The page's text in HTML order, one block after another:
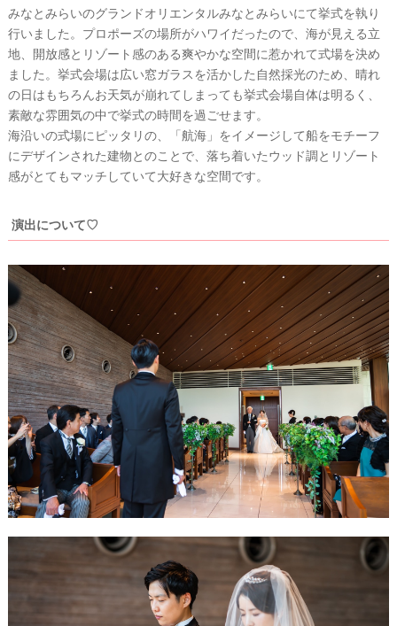
みなとみらいのグランドオリエンタルみなとみらいにて挙式を執り
行いました。プロポーズの場所がハワイだったので、海が見える立
地、開放感とリゾート感のある爽やかな空間に惹かれて式場を決め
ました。挙式会場は広い窓ガラスを活かした自然採光のため、晴れ
の日はもちろんお天気が崩れてしまっても挙式会場自体は明るく、
素敵な雰囲気の中で挙式の時間を過ごせます。
海沿いの式場にピッタリの、「航海」をイメージして船をモチーフ
にデザインされた建物とのことで、落ち着いたウッド調とリゾート
感がとてもマッチしていて大好きな空間です。
演出について♡
ー
フ
ォ
ト
結
婚
の
段
取
り